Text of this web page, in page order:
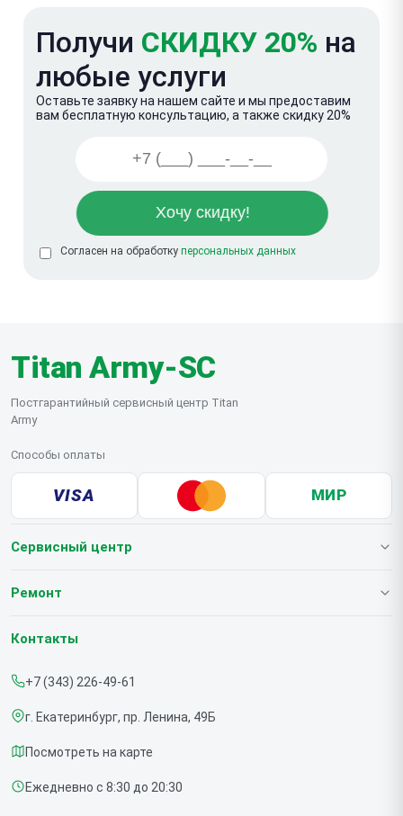
Получи СКИДКУ 20% на
любые услуги
Оставьте заявку на нашем сайте и мы предоставим
вам бесплатную консультацию, а также скидку 20%
Согласен на обработку персональных данных
Titan Army-SC
Постгарантийный сервисный центр Titan
Army
Способы оплаты
VISA МИР
Сервисный центр
О нашем сервисе
Срочный ремонт
Доставка и способы оплаты
Диагностика
Контакты
Ремонт
Мониторов
Контакты
+7 (343) 226-49-61
г. Екатеринбург, пр. Ленина, 49Б
Посмотреть на карте
Ежедневно с 8:30 до 20:30